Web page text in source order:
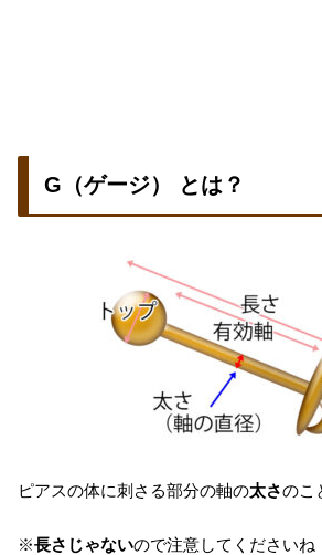
G（ゲージ） とは？
ピアスの体に刺さる部分の軸の太さのこ
※長さじゃないので注意してくださいね